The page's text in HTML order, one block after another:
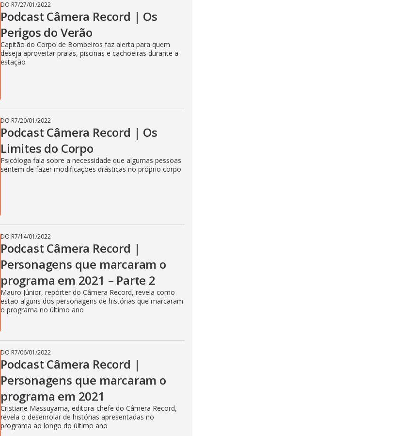
DO R7/27/01/2022
Podcast Câmera Record | Os
Perigos do Verão
Capitão do Corpo de Bombeiros faz alerta para quem
deseja aproveitar praias, piscinas e cachoeiras durante a
estação
DO R7/20/01/2022
Podcast Câmera Record | Os
Limites do Corpo
Psicóloga fala sobre a necessidade que algumas pessoas
sentem de fazer modificações drásticas no próprio corpo
DO R7/14/01/2022
Podcast Câmera Record |
Personagens que marcaram o
programa em 2021 – Parte 2
Mauro Júnior, repórter do Câmera Record, revela como
estão alguns dos personagens de histórias que marcaram
o programa no último ano
DO R7/06/01/2022
Podcast Câmera Record |
Personagens que marcaram o
programa em 2021
Cristiane Massuyama, editora-chefe do Câmera Record,
revela o desenrolar de histórias apresentadas no
programa ao longo do último ano